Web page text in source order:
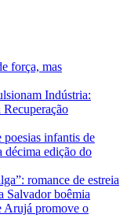
força, mas
Indústria:
infantis de
décima edição do
romance de estreia
Salvador boêmia
Arujá promove o